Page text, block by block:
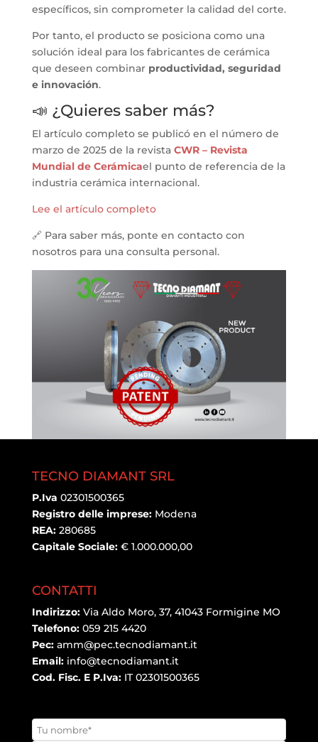
específicos, sin comprometer la calidad del corte.
Por tanto, el producto se posiciona como una
solución ideal para los fabricantes de cerámica
que deseen combinar productividad, seguridad
e innovación.
📣 ¿Quieres saber más?
El artículo completo se publicó en el número de
marzo de 2025 de la revista CWR – Revista
Mundial de Cerámicael punto de referencia de la
industria cerámica internacional.
Lee el artículo completo
🔗 Para saber más, ponte en contacto con
nosotros para una consulta personal.
TECNO DIAMANT SRL
P.Iva 02301500365
Registro delle imprese:Modena
REA:280685
Capitale Sociale: € 1.000.000,00
CONTATTI
Indirizzo: Via Aldo Moro, 37, 41043 Formigine MO
Telefono: 059 215 4420
Pec: amm@pec.tecnodiamant.it
Email: info@tecnodiamant.it
Cod. Fisc. E P.Iva:IT 02301500365